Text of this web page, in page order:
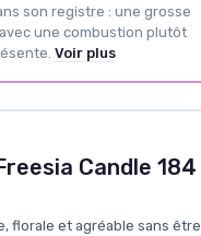
son registre : une grosse
une combustion plutôt
Voir plus
Candle 184
florale et agréable sans être